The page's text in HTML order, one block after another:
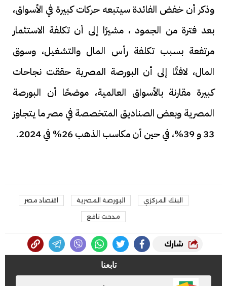
وذكر أن خفض الفائدة سيتبعه حركات كبيرة في الأسواق،
بعد فترة من الجمود ، مشيرًا إلى أن تكلفة الاستثمار
مرتفعة بسبب تكلفة رأس المال والتشغيل، وسوق
المال، لافتًا إلى أن البورصة المصرية حققت نجاحات
كبيرة مقارنة بالأسواق العالمية، موضحًا أن البورصة
المصرية وبعض الصناديق المتخصصة في مصر ما يتجاوز
33 و 39%، في حين أن مكاسب الذهب 26% في 2024.
البنك المركزي البورصة المصرية اقتصاد مصر
مدحت نافع
شارك
تابعنا